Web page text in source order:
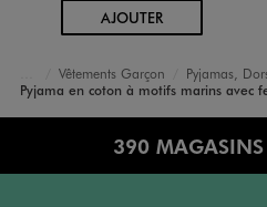
AJOUTERAU PANIER
Accueil
Bébé
Vêtements Garçon
Pyjamas,
Pyjama en coton à motifs marins avec
390